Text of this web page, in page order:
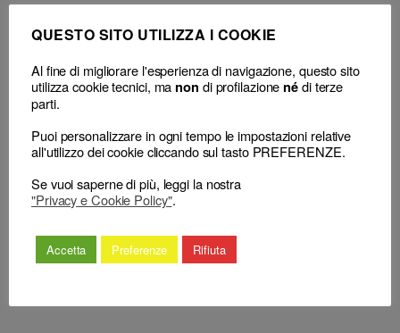
In senso conforme, Consiglio Nazionale Forense
(pres. f.f. Cricrì, rel. De Michele), sentenza del 24
settembre 2005, n. 126.
Classificazione
2024(respinge) (avvertimento)
– Consiglio territoriale:
CDD Trento, delibera del 13 Febbraio 2023
(avvertimento)
QUESTO SITO UTILIZZA I COOKIE
Al fine di migliorare l'esperienza di navigazione, questo sito
utilizza cookie tecnici, ma non di profilazione nédi terze
parti.
Puoi personalizzare in ogni tempo le impostazioni relative
all'utilizzo dei cookie cliccando sul tasto PREFERENZE.
Se vuoi saperne di più, leggi la nostra
"Privacy e Cookie Policy".
Accetta Preferenze Rifiuta